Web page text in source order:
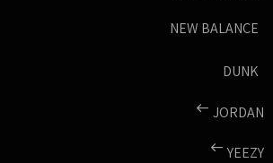
NEW BALANCE
DUNK
JORDAN
YEEZY